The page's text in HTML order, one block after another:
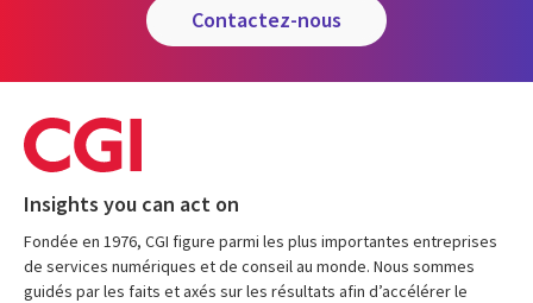
contactez-nous
Insights you can act on
Fondée en 1976, CGI figure parmi les plus importantes entreprises
de services numériques et de conseil au monde. Nous sommes
guidés par les faits et axés sur les résultats afin d’accélérer le